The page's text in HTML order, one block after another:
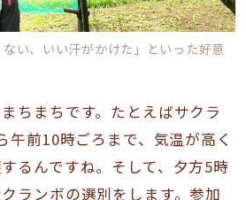
ない、いい汗がかけた」といった好意
ちまちです。たとえばサクラ
午前10時ごろまで、気温が高く
るんですね。そして、夕方5時
ランボの選別をします。参加